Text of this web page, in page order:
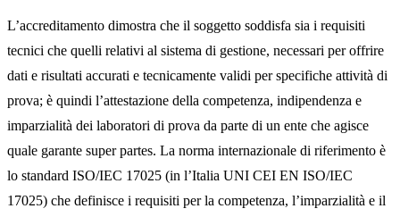
L’accreditamento dimostra che il soggetto soddisfa sia i requisiti
tecnici che quelli relativi al sistema di gestione, necessari per offrire
dati e risultati accurati e tecnicamente validi per specifiche attività di
prova; è quindi l’attestazione della competenza, indipendenza e
imparzialità dei laboratori di prova da parte di un ente che agisce
quale garante super partes. La norma internazionale di riferimento è
lo standard ISO/IEC 17025 (in l’Italia UNI CEI EN ISO/IEC
17025) che definisce i requisiti per la competenza, l’imparzialità e il